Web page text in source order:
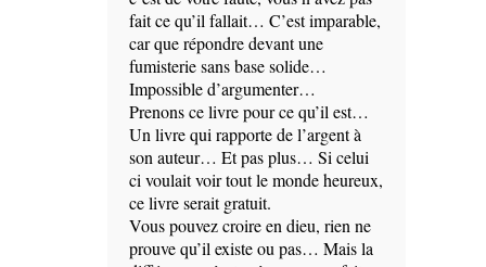
fait ce qu’il fallait… C’est imparable,
car que répondre devant une
fumisterie sans base solide…
Impossible d’argumenter…
Prenons ce livre pour ce qu’il est…
Un livre qui rapporte de l’argent à
son auteur… Et pas plus… Si celui
ci voulait voir tout le monde heureux,
ce livre serait gratuit.
Vous pouvez croire en dieu, rien ne
prouve qu’il existe ou pas… Mais la